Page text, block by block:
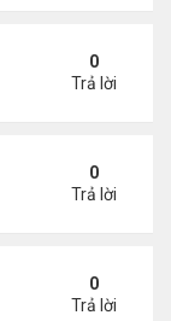
0
Trả lời
0
Trả lời
0
Trả lời